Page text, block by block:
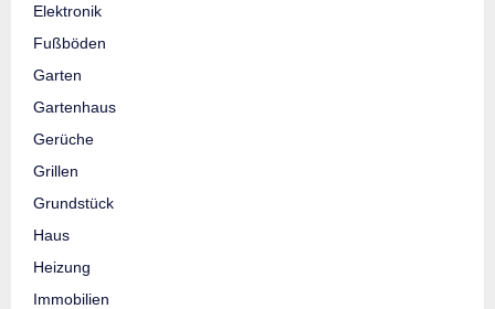
Elektronik
Fußböden
Garten
Gartenhaus
Gerüche
Grillen
Grundstück
Haus
Heizung
Immobilien